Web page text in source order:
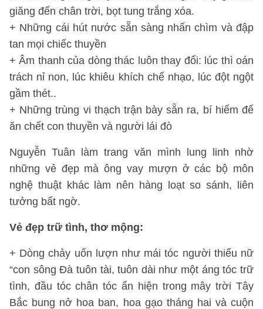
giăng đến chân trời, bọt tung trắng xóa.
+ Những cái hút nước sẵn sàng nhấn chìm và đập
tan mọi chiếc thuyền
+ Âm thanh của dòng thác luôn thay đổi: lúc thì oán
trách nỉ non, lúc khiêu khích chế nhạo, lúc đột ngột
gầm thét..
+ Những trùng vi thạch trận bày sẵn ra, bí hiểm để
ăn chết con thuyền và người lái đò
Nguyễn Tuân làm trang văn mình lung linh nhờ
những vẻ đẹp mà ông vay mượn ở các bộ môn
nghệ thuật khác làm nên hàng loạt so sánh, liên
tưởng bất ngờ.
Vẻ đẹp trữ tình, thơ mộng:
+ Dòng chảy uốn lượn như mái tóc người thiếu nữ
“con sông Đà tuôn tài, tuôn dài như một áng tóc trữ
tình, đầu tóc chân tóc ẩn hiện trong mây trời Tây
Bắc bung nở hoa ban, hoa gạo tháng hai và cuộn